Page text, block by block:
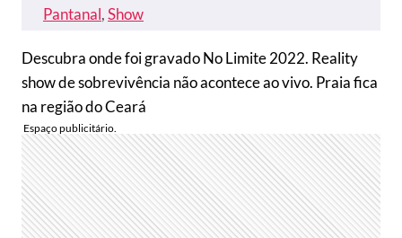
Pantanal, Show
Descubra onde foi gravado No Limite 2022. Reality
show de sobrevivência não acontece ao vivo. Praia fica
na região do Ceará